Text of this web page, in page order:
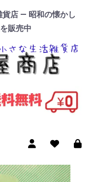
店 — 昭和の懐かし
販売中